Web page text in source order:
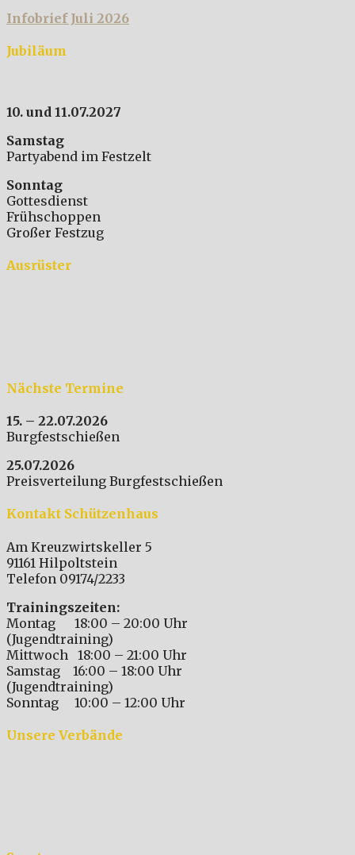
Infobrief Juli 2026
Jubiläum
10. und 11.07.2027
Samstag
Partyabend im Festzelt
Sonntag
Gottesdienst
Frühschoppen
Großer Festzug
Ausrüster
Nächste Termine
15. – 22.07.2026
Burgfestschießen
25.07.2026
Preisverteilung Burgfestschießen
Kontakt Schützenhaus
Am Kreuzwirtskeller 5
91161 Hilpoltstein
Telefon 09174/2233
Trainingszeiten:
Montag 18:00 – 20:00 Uhr
(Jugendtraining)
Mittwoch 18:00 – 21:00 Uhr
Samstag 16:00 – 18:00 Uhr
(Jugendtraining)
Sonntag 10:00 – 12:00 Uhr
Unsere Verbände